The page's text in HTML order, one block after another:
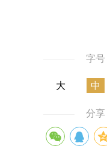
字号
大 中
分享